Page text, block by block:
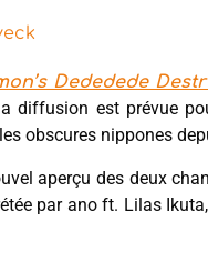
Dededede
diffusion est prévue
obscures nippones
aperçu des deux
par ano ft. Lilas